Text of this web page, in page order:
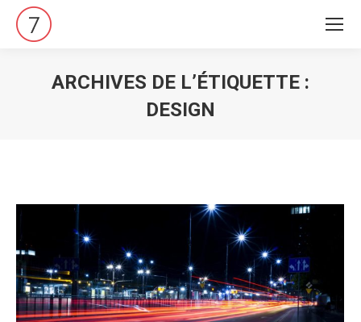
ARCHIVES DE L’ÉTIQUETTE :
DESIGN